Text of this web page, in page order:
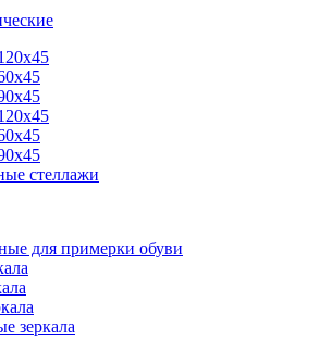
стеллажи
для примерки обуви
зеркала